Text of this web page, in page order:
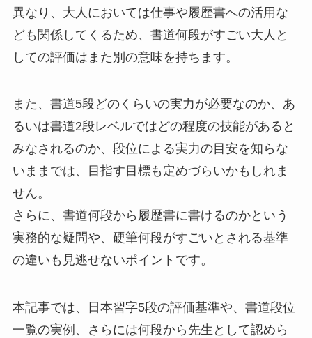
異なり、大人においては仕事や履歴書への活用な
ども関係してくるため、書道何段がすごい大人と
しての評価はまた別の意味を持ちます。
また、書道5段どのくらいの実力が必要なのか、あ
るいは書道2段レベルではどの程度の技能があると
みなされるのか、段位による実力の目安を知らな
いままでは、目指す目標も定めづらいかもしれま
せん。
さらに、書道何段から履歴書に書けるのかという
実務的な疑問や、硬筆何段がすごいとされる基準
の違いも見逃せないポイントです。
本記事では、日本習字5段の評価基準や、書道段位
一覧の実例、さらには何段から先生として認めら